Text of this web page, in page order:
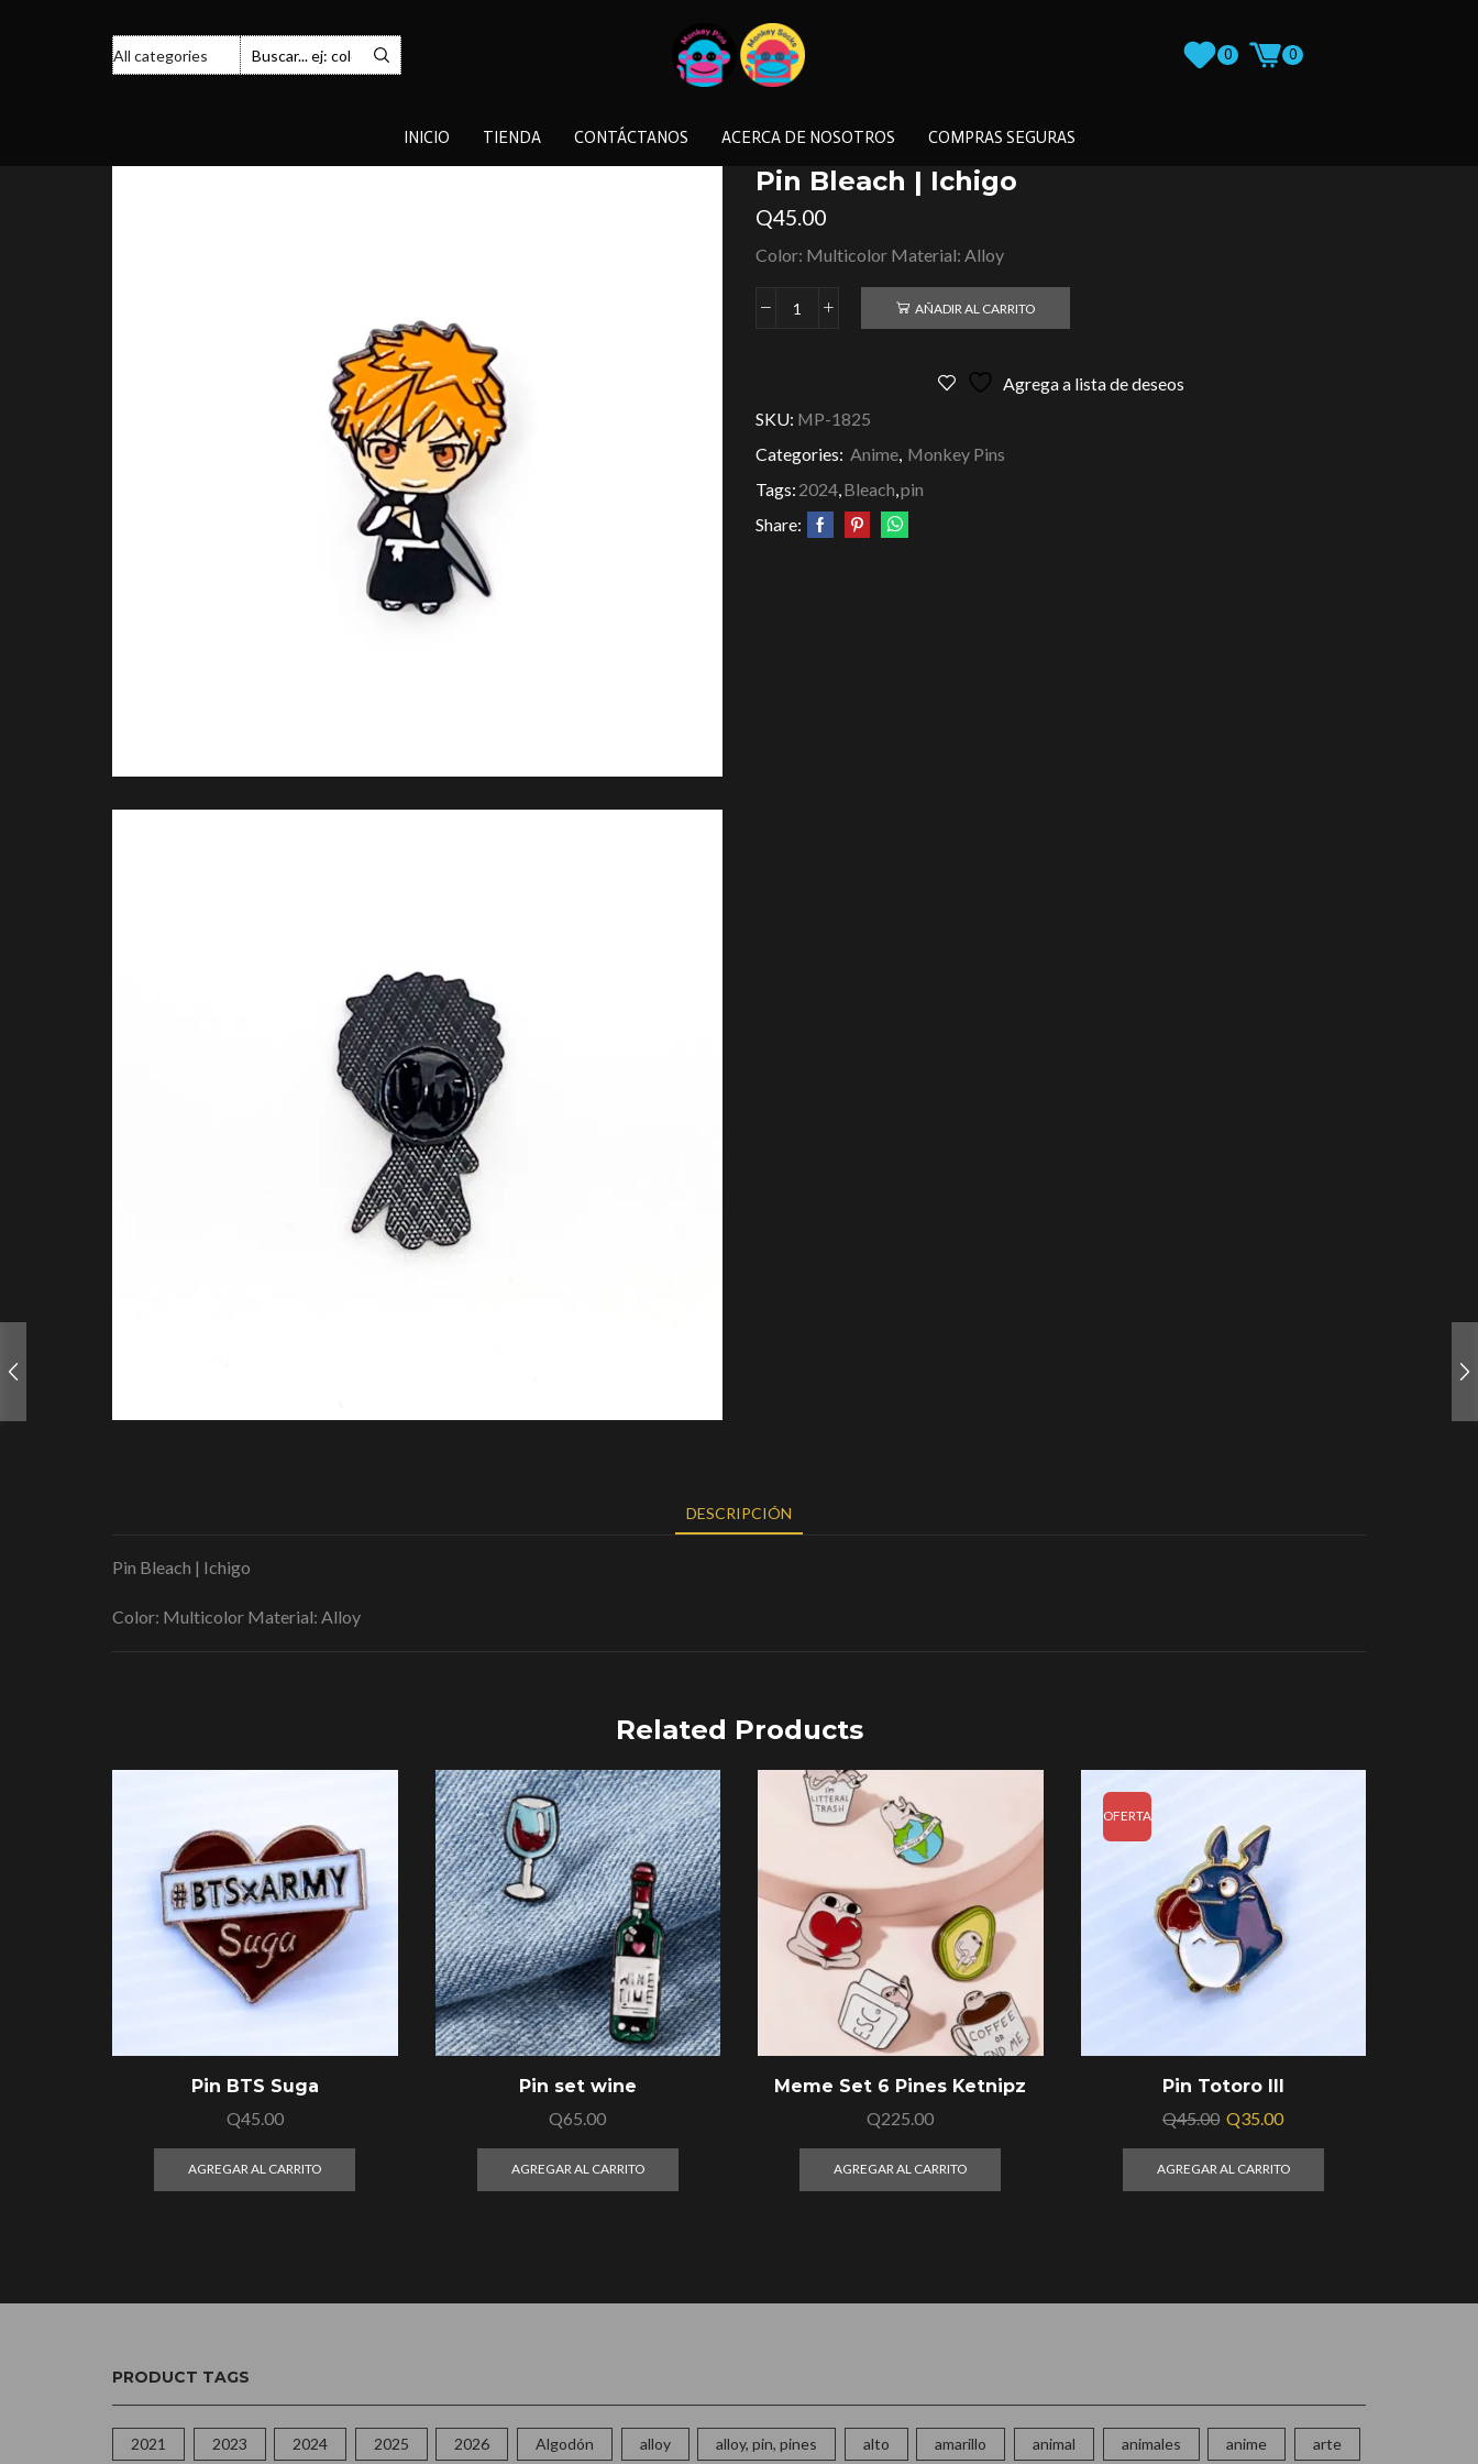
0 0
INICIO TIENDA CONTÁCTANOS ACERCA DE NOSOTROS COMPRAS SEGURAS
Pin Bleach | Ichigo
Q45.00
Color: Multicolor Material: Alloy
AÑADIR AL CARRITO
Agrega a lista de deseos
SKU: MP-1825
Categories: Anime, Monkey Pins
Tags: 2024,Bleach,pin
Share:
DESCRIPCIÓN
Pin Bleach | Ichigo
Color: Multicolor Material: Alloy
Related Products
Pin BTS Suga
Q45.00
AGREGAR AL CARRITO
Pin set wine
Q65.00
AGREGAR AL CARRITO
Meme Set 6 Pines Ketnipz
Q225.00
AGREGAR AL CARRITO
OFERTA
Pin Totoro III
Q45.00 Q35.00
AGREGAR AL CARRITO
PRODUCT TAGS
2021 2023 2024 2025 2026 Algodón alloy alloy, pin, pines alto amarillo animal animales anime arte